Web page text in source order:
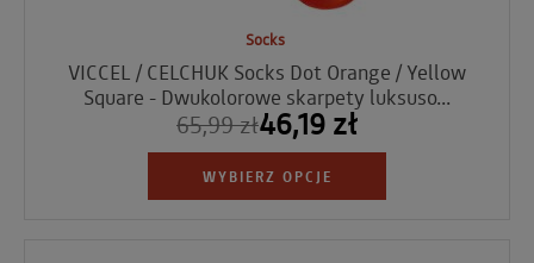
Socks
VICCEL / CELCHUK Socks Dot Orange / Yellow
Square - Dwukolorowe skarpety luksuso...
65,99 zł46,19 zł
WYBIERZ OPCJE